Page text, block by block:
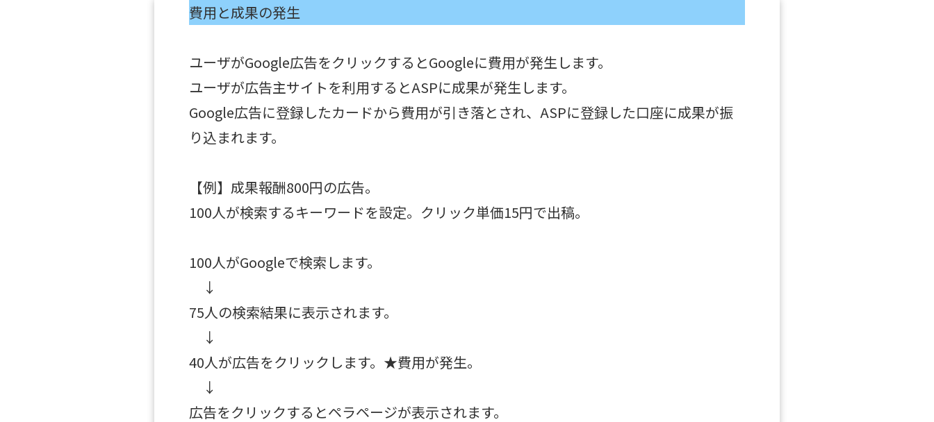
費用と成果の発生
ユーザがGoogle広告をクリックするとGoogleに費用が発生します。
ユーザが広告主サイトを利用するとASPに成果が発生します。
Google広告に登録したカードから費用が引き落とされ、ASPに登録した口座に成果が振
り込まれます。
【例】成果報酬800円の広告。
100人が検索するキーワードを設定。クリック単価15円で出稿。
100人がGoogleで検索します。
↓
75人の検索結果に表示されます。
↓
40人が広告をクリックします。★費用が発生。
↓
広告をクリックするとペラページが表示されます。